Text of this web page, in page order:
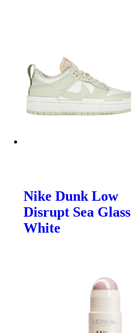
Nike Dunk Low
Disrupt Sea Glass
White